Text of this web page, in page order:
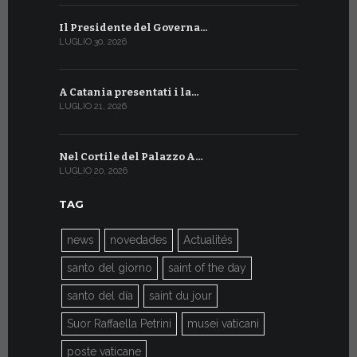
Il Presidente del Governa…
LUGLIO 30, 2026
A Catania presentati i la…
LUGLIO 21, 2026
Nel Cortile del Palazzo A…
LUGLIO 20, 2026
TAG
news novedades Actualités
santo del giorno saint of the day
santo del día saint du jour
Suor Raffaella Petrini musei vaticani
poste vaticane